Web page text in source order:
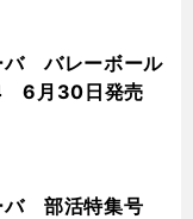
バ バレーボール
6月30日発売
バ 部活特集号